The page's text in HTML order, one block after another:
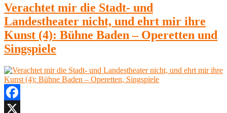
Verachtet mir die Stadt- und
Landestheater nicht, und ehrt mir ihre
Kunst (4): Bühne Baden – Operetten und
Singspiele
Facebook